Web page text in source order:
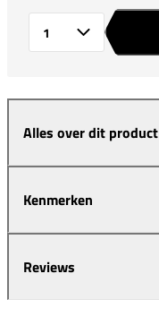
Alles over dit product
Kenmerken
Reviews